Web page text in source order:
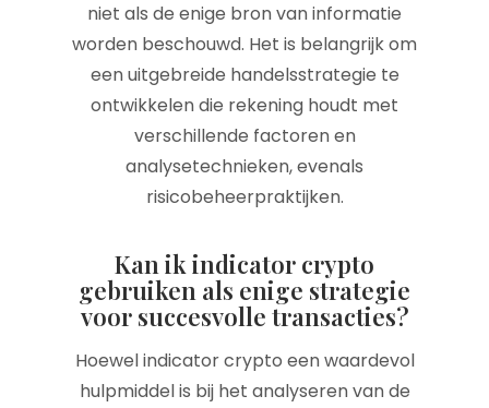
niet als de enige bron van informatie
worden beschouwd. Het is belangrijk om
een uitgebreide handelsstrategie te
ontwikkelen die rekening houdt met
verschillende factoren en
analysetechnieken, evenals
risicobeheerpraktijken.
Kan ik indicator crypto
gebruiken als enige strategie
voor succesvolle transacties?
Hoewel indicator crypto een waardevol
hulpmiddel is bij het analyseren van de